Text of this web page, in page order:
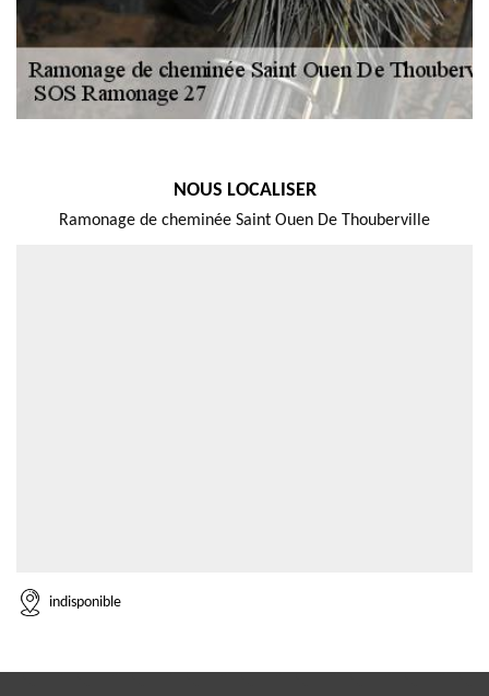
NOUS LOCALISER
Ramonage de cheminée Saint Ouen De Thouberville
indisponible